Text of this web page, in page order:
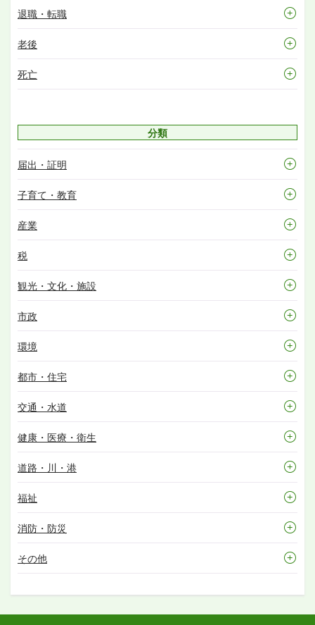
退職・転職
老後
死亡
分類
届出・証明
子育て・教育
産業
税
観光・文化・施設
市政
環境
都市・住宅
交通・水道
健康・医療・衛生
道路・川・港
福祉
消防・防災
その他